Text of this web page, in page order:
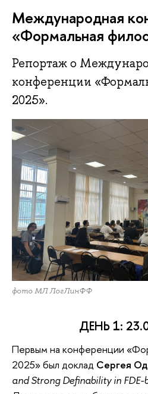
Международная
«Формальная
Репортаж о
конференции
2025».
фото МЛ ЛогЛинФФ
ДЕНЬ 1:
Первым на конференции
2025» был доклад Сергея
and Strong Definability in FDE-